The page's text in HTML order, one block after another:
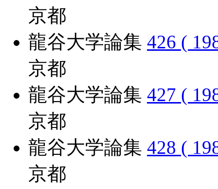
京都
龍谷大学論集 426 (
京都
龍谷大学論集 427 (
京都
龍谷大学論集 428 (
京都